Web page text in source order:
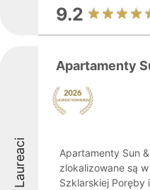
9.2
Laureaci
Apartamenty
Apartamenty Sun
zlokalizowane są
Szklarskiej Poręby